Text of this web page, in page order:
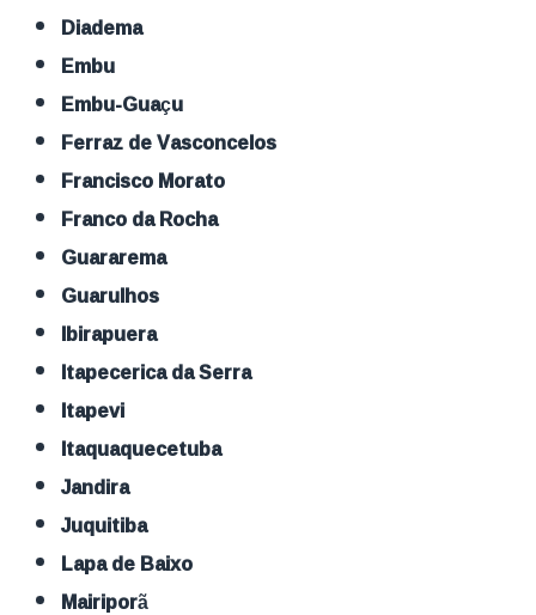
Diadema
Embu
Embu-Guaçu
Ferraz de Vasconcelos
Francisco Morato
Franco da Rocha
Guararema
Guarulhos
Ibirapuera
Itapecerica da Serra
Itapevi
Itaquaquecetuba
Jandira
Juquitiba
Lapa de Baixo
Mairiporã